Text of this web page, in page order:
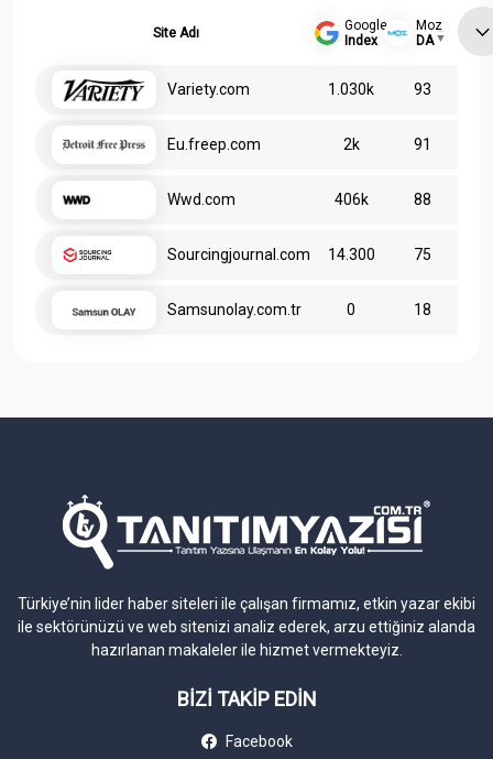
Site Adı
Google
Index
Moz
DA
Variety.com 1.030k 93
Eu.freep.com 2k 91
Wwd.com 406k 88
Sourcingjournal.com 14.300 75
Samsunolay.com.tr 0 18
Türkiye’nin lider haber siteleri ile çalışan firmamız, etkin yazar ekibi
ile sektörünüzü ve web sitenizi analiz ederek, arzu ettiğiniz alanda
hazırlanan makaleler ile hizmet vermekteyiz.
BİZİ TAKİP EDİN
Facebook